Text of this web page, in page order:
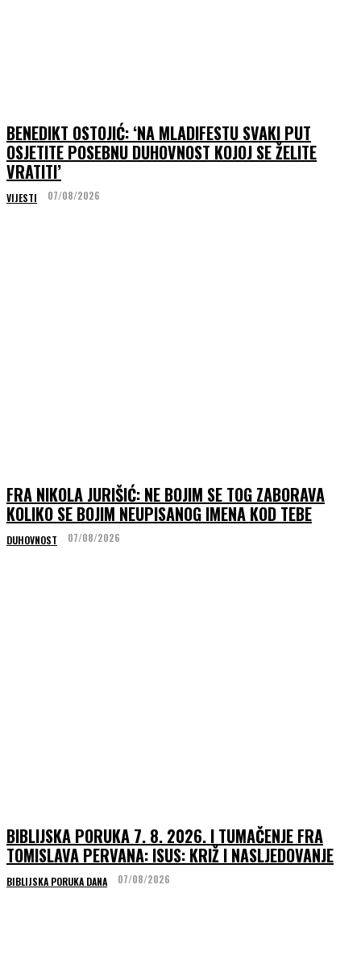
BENEDIKT OSTOJIĆ: ‘NA MLADIFESTU SVAKI PUT
OSJETITE POSEBNU DUHOVNOST KOJOJ SE ŽELITE
VRATITI’
VIJESTI 07/08/2026
FRA NIKOLA JURIŠIĆ: NE BOJIM SE TOG ZABORAVA
KOLIKO SE BOJIM NEUPISANOG IMENA KOD TEBE
DUHOVNOST 07/08/2026
BIBLIJSKA PORUKA 7. 8. 2026. I TUMAČENJE FRA
TOMISLAVA PERVANA: ISUS: KRIŽ I NASLJEDOVANJE
BIBLIJSKA PORUKA DANA 07/08/2026